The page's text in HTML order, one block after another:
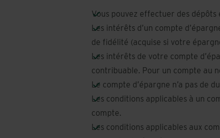
Vous pouvez effectuer des
Les intérêts d’un compte
de fidélité (acquise si votre
Les intérêts de votre compte
contribuable. Pour un compte au
Le compte d’épargne n’a pas de
Les conditions applicables à un
compte.
Les conditions applicables aux